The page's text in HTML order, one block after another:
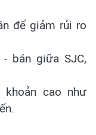
để giảm rủi ro
bán giữa SJC,
khoản cao như